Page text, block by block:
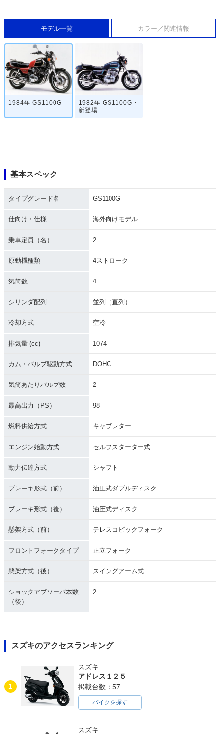
モデル一覧 カラー／関連情報
1984年 GS1100G
1982年 GS1100G・
新登場
基本スペック
タイプグレード名 GS1100G
仕向け・仕様 海外向けモデル
乗車定員（名） 2
原動機種類 4ストローク
気筒数 4
シリンダ配列 並列（直列）
冷却方式 空冷
排気量 (cc) 1074
カム・バルブ駆動方式 DOHC
気筒あたりバルブ数 2
最高出力（PS） 98
燃料供給方式 キャブレター
エンジン始動方式 セルフスターター式
動力伝達方式 シャフト
ブレーキ形式（前） 油圧式ダブルディスク
ブレーキ形式（後） 油圧式ディスク
懸架方式（前） テレスコピックフォーク
フロントフォークタイプ 正立フォーク
懸架方式（後） スイングアーム式
ショックアブソーバ本数
（後）
2
スズキのアクセスランキング
1
スズキ
アドレス１２５
掲載台数：57
バイクを探す
スズキ